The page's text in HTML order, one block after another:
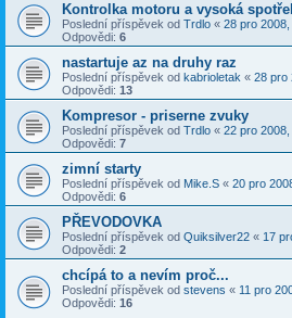
Kontrolka motoru a vysoká
Poslední příspěvek od Trdlo « 28 pro
Odpovědi: 6
nastartuje az na druhy raz
Poslední příspěvek od kabrioletak « 28 pro
Odpovědi: 13
Kompresor - priserne zvuky
Poslední příspěvek od Trdlo « 22 pro
Odpovědi: 7
zimní starty
Poslední příspěvek od Mike.S « 20 pro
Odpovědi: 6
PŘEVODOVKA
Poslední příspěvek od Quiksilver22 « 17
Odpovědi: 2
chcípá to a nevím proč...
Poslední příspěvek od stevens « 11 pro
Odpovědi: 16